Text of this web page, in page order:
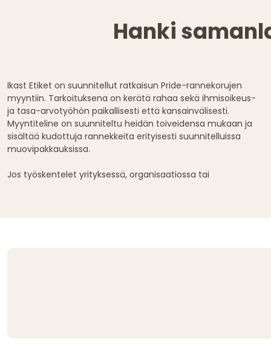
Hanki
Ikast Etiket on suunnitellut ratkaisun Pride-rannekorujen
myyntiin. Tarkoituksena on kerätä rahaa sekä ihmisoikeus-
ja tasa-arvotyöhön paikallisesti että kansainvälisesti.
Myyntiteline on suunniteltu heidän toiveidensa mukaan ja
sisältää kudottuja rannekkeita erityisesti suunnitelluissa
muovipakkauksissa.
Jos työskentelet yrityksessä, organisaatiossa tai